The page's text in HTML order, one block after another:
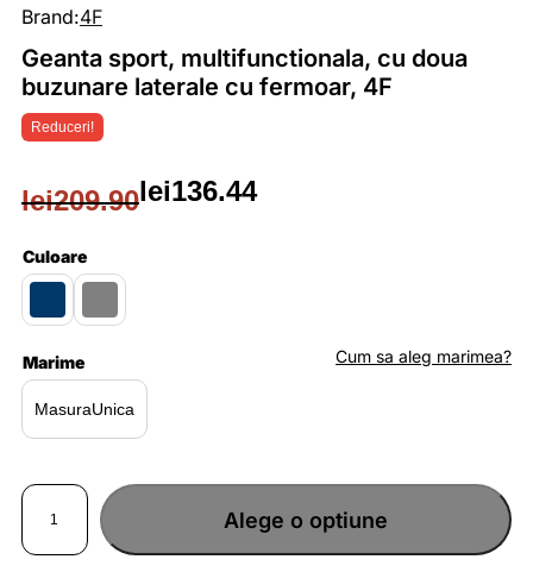
Reduceri!
Brand:4F
Geanta sport, multifunctionala, cu doua
buzunare laterale cu fermoar, 4F
lei209.90
Prețul
inițial
a
fost:
lei209.90.
lei136.44
Prețul
curent
este:
lei136.44.
Culoare
Marime
MasuraUnica
Cum sa aleg marimea?
Cantitate
sport,
multifunctionala,
cu
doua
Alege o optiune